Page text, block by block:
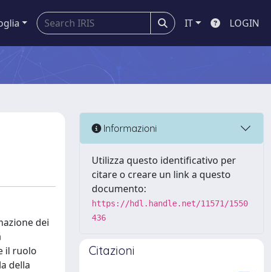
IT LOGIN
dei
il ruolo
della
Informazioni
Utilizza questo identificativo per
citare o creare un link a questo
documento:
https://hdl.handle.net/11571/1550
436
Citazioni